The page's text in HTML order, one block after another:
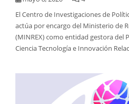
El Centro de Investigaciones de
actúa por encargo del Ministerio de
(MINREX) como entidad gestora del
Ciencia Tecnología e Innovación